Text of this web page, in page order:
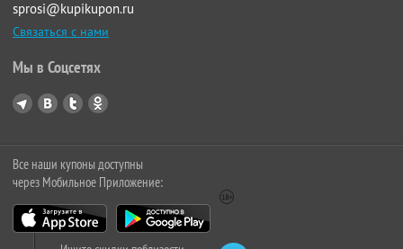
sprosi@kupikupon.ru
Связаться с нами
Мы в Соцсетях
Все наши купоны доступны
через Мобильное Приложение: